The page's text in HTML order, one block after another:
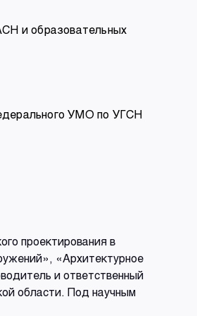
и образовательных
УМО по УГСН
проектирования в
«Архитектурное
и ответственный
области. Под научным